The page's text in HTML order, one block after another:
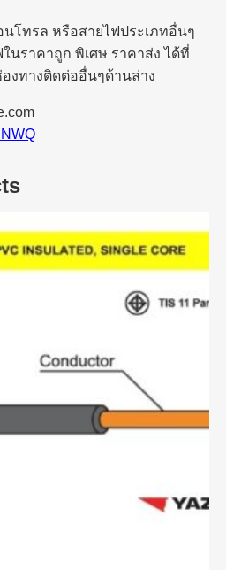
โทรล หรือสายไฟประเภทอื่นๆ
นราคาถูก พิเศษ ราคาส่ง ได้ที่
งทางติดต่ออื่นๆด้านล่าง